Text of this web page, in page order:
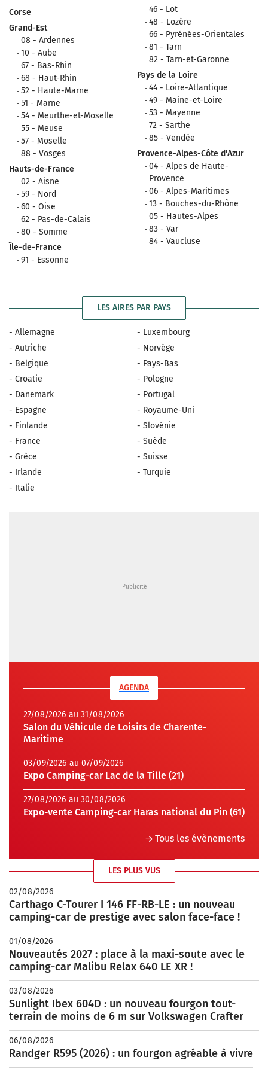
Corse
Grand-Est
08 - Ardennes
10 - Aube
67 - Bas-Rhin
68 - Haut-Rhin
52 - Haute-Marne
51 - Marne
54 - Meurthe-et-Moselle
55 - Meuse
57 - Moselle
88 - Vosges
Hauts-de-France
02 - Aisne
59 - Nord
60 - Oise
62 - Pas-de-Calais
80 - Somme
Île-de-France
91 - Essonne
46 - Lot
48 - Lozère
66 - Pyrénées-Orientales
81 - Tarn
82 - Tarn-et-Garonne
Pays de la Loire
44 - Loire-Atlantique
49 - Maine-et-Loire
53 - Mayenne
72 - Sarthe
85 - Vendée
Provence-Alpes-Côte d'Azur
04 - Alpes de Haute-
Provence
06 - Alpes-Maritimes
13 - Bouches-du-Rhône
05 - Hautes-Alpes
83 - Var
84 - Vaucluse
LES AIRES PAR PAYS
- Allemagne
- Autriche
- Belgique
- Croatie
- Danemark
- Espagne
- Finlande
- France
- Grèce
- Irlande
- Italie
- Luxembourg
- Norvège
- Pays-Bas
- Pologne
- Portugal
- Royaume-Uni
- Slovénie
- Suède
- Suisse
- Turquie
AGENDA
27/08/2026 au 31/08/2026
Salon du Véhicule de Loisirs de Charente-
Maritime
03/09/2026 au 07/09/2026
Expo Camping-car Lac de la Tille (21)
27/08/2026 au 30/08/2026
Expo-vente Camping-car Haras national du Pin (61)
Tous les évènements
LES PLUS VUS
02/08/2026
Carthago C-Tourer I 146 FF-RB-LE : un nouveau
camping-car de prestige avec salon face-face !
01/08/2026
Nouveautés 2027 : place à la maxi-soute avec le
camping-car Malibu Relax 640 LE XR !
03/08/2026
Sunlight Ibex 604D : un nouveau fourgon tout-
terrain de moins de 6 m sur Volkswagen Crafter
06/08/2026
Randger R595 (2026) : un fourgon agréable à vivre